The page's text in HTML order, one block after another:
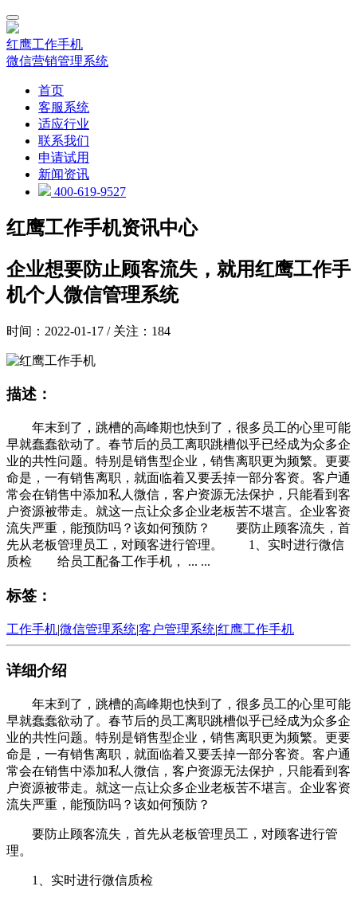
红鹰工作手机
微信营销管理系统
首页
客服系统
适应行业
联系我们
申请试用
新闻资讯
400-619-9527
红鹰工作手机资讯中心
企业想要防止顾客流失，就用红鹰工作手
机个人微信管理系统
时间：2022-01-17 / 关注：184
描述：
年末到了，跳槽的高峰期也快到了，很多员工的心里可能
早就蠢蠢欲动了。春节后的员工离职跳槽似乎已经成为众多企
业的共性问题。特别是销售型企业，销售离职更为频繁。更要
命是，一有销售离职，就面临着又要丢掉一部分客资。客户通
常会在销售中添加私人微信，客户资源无法保护，只能看到客
户资源被带走。就这一点让众多企业老板苦不堪言。企业客资
流失严重，能预防吗？该如何预防？ 要防止顾客流失，首
先从老板管理员工，对顾客进行管理。 1、实时进行微信
质检 给员工配备工作手机， ... ...
标签：
工作手机|微信管理系统|客户管理系统|红鹰工作手机
详细介绍
年末到了，跳槽的高峰期也快到了，很多员工的心里可能
早就蠢蠢欲动了。春节后的员工离职跳槽似乎已经成为众多企
业的共性问题。特别是销售型企业，销售离职更为频繁。更要
命是，一有销售离职，就面临着又要丢掉一部分客资。客户通
常会在销售中添加私人微信，客户资源无法保护，只能看到客
户资源被带走。就这一点让众多企业老板苦不堪言。企业客资
流失严重，能预防吗？该如何预防？
要防止顾客流失，首先从老板管理员工，对顾客进行管
理。
1、实时进行微信质检